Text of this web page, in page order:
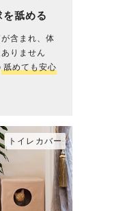
を舐める
含まれ、体
りません
舐めても安心
トイレカバー